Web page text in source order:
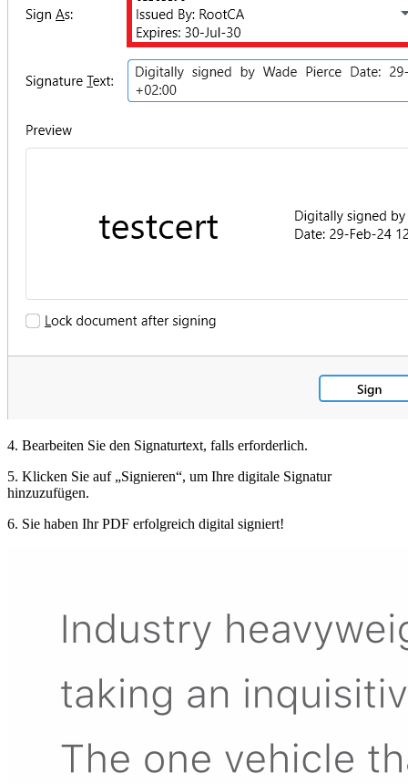
4. Bearbeiten Sie den Signaturtext, falls erforderlich.
5. Klicken Sie auf „Signieren“, um Ihre digitale Signatur
hinzuzufügen.
6. Sie haben Ihr PDF erfolgreich digital signiert!